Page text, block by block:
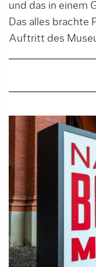
und das in einem
Das alles brachte
Auftritt des